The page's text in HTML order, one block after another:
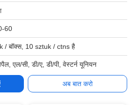
60
/ बॉक्स, 10 sztuk / ctns है
एल/सी, डी/ए, डी/पी, वेस्टर्न यूनियन
अब बात करो